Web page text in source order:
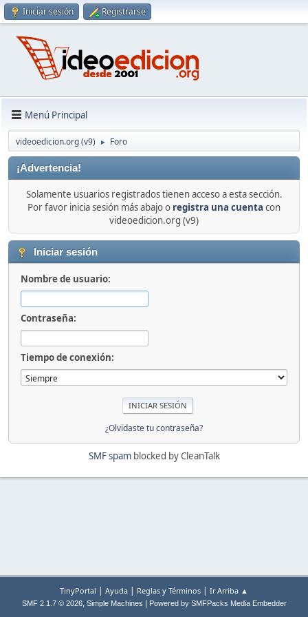
Iniciar sesión Registrarse
Menú Principal
videoedicion.org (v9) ► Foro
¡Advertencia!
Solamente usuarios registrados tienen acceso a esta sección.
Por favor inicia sesión más abajo o registra una cuenta con
videoedicion.org (v9)
Iniciar sesión
Nombre de usuario:
Contraseña:
Tiempo de conexión:
¿Olvidaste tu contraseña?
SMF spamblocked by CleanTalk
TinyPortal | Ayuda | Reglas y Términos | Ir Arriba ▲
SMF 2.1.7 © 2026, Simple Machines Powered by SMFPacks Media Embedder